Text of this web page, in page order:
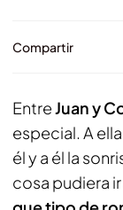
Compartir
EntreJuan y
especial. A
él y a él la
cosa pudiera ir